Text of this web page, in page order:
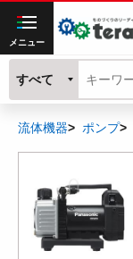
メニュー
すべて
流体機器 ポンプ